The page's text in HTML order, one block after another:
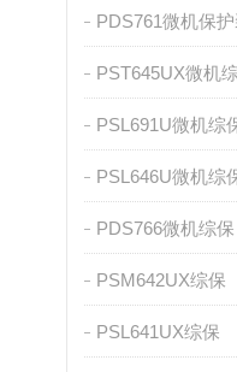
PDS761微机保
PST645UX微机
PSL691U微机综
PSL646U微机综
PDS766微机综保
PSM642UX综保
PSL641UX综保